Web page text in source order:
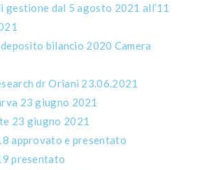
gestione dal 5 agosto 2021 all’11
bilancio 2020 Camera
dr Oriani 23.06.2021
23 giugno 2021
23 giugno 2021
approvato e presentato
presentato